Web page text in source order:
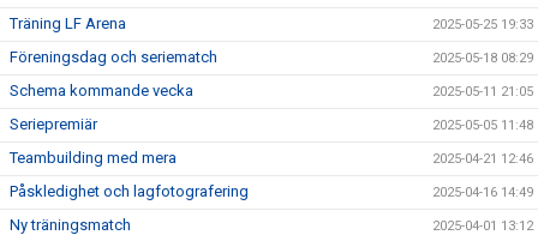
Träning LF Arena 2025-05-25 19:33
Föreningsdag och seriematch 2025-05-18 08:29
Schema kommande vecka 2025-05-11 21:05
Seriepremiär 2025-05-05 11:48
Teambuilding med mera 2025-04-21 12:46
Påskledighet och lagfotografering 2025-04-16 14:49
Ny träningsmatch 2025-04-01 13:12